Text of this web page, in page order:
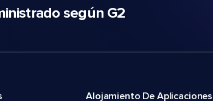
según G2
Alojamiento De Aplicaciones